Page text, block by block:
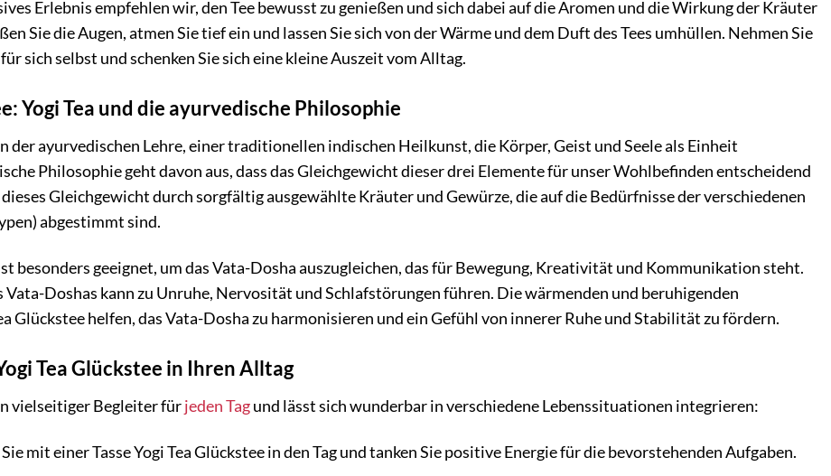
Erlebnis empfehlen wir, den Tee bewusst zu genießen und sich dabei auf die Aromen und die Wirkung der Kräuter
Sie die Augen, atmen Sie tief ein und lassen Sie sich von der Wärme und dem Duft des Tees umhüllen. Nehmen Sie
sich selbst und schenken Sie sich eine kleine Auszeit vom Alltag.
Yogi Tea und die ayurvedische Philosophie
der ayurvedischen Lehre, einer traditionellen indischen Heilkunst, die Körper, Geist und Seele als Einheit
Philosophie geht davon aus, dass das Gleichgewicht dieser drei Elemente für unser Wohlbefinden entscheidend
Gleichgewicht durch sorgfältig ausgewählte Kräuter und Gewürze, die auf die Bedürfnisse der verschiedenen
abgestimmt sind.
besonders geeignet, um das Vata-Dosha auszugleichen, das für Bewegung, Kreativität und Kommunikation steht.
Vata-Doshas kann zu Unruhe, Nervosität und Schlafstörungen führen. Die wärmenden und beruhigenden
Glückstee helfen, das Vata-Dosha zu harmonisieren und ein Gefühl von innerer Ruhe und Stabilität zu fördern.
Tea Glückstee in Ihren Alltag
vielseitiger Begleiter fürjeden Tagund lässt sich wunderbar in verschiedene Lebenssituationen integrieren:
mit einer Tasse Yogi Tea Glückstee in den Tag und tanken Sie positive Energie für die bevorstehenden Aufgaben.